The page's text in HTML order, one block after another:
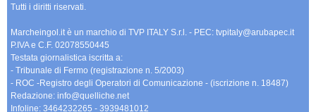
Tutti i diritti riservati.
Marcheingol.it è un marchio di TVP ITALY S.r.l. - PEC: tvpitaly@arubapec.it
P.IVA e C.F. 02078550445
Testata giornalistica iscritta a:
- Tribunale di Fermo (registrazione n. 5/2003)
- ROC -Registro degli Operatori di Comunicazione - (iscrizione n. 18487)
Redazione: info@quelliche.net
Infoline: 3464232265 - 3939481012